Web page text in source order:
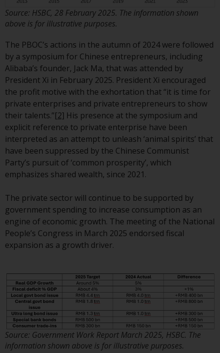
durch die FINMA. Redwheel-
verwaltete Fonds, die nicht von
der FINMA bewilligt wurden,
dürfen in der Schweiz nur
qualifizierten Anlegern im Sinne
von Artikel 10 Absatz 1
angeboten werden. 3 und Abs.
3ter KAG („Qualifizierte Anleger“).
Der Vertreter der von Redwheel
verwalteten Fonds in der Schweiz
ist FIRST INDEPENDENT FUND
SERVICES LTD, Feldeggstrasse 12,
CH-8008 Zürich. Zahlstelle der von
Redwheel verwalteten Fonds in
der Schweiz ist die Helvetische
Bank AG, Seefeldstrasse 215, CH-
8008 Zürich. Der
Verkaufsprospekt oder ein
gleichwertiges Dokument der von
Redwheel verwalteten Fonds, die
Gründungsdokumente, die
den jeweiligen von Redwheel
verwalteten Fonds erstellt, die
Halbjahresberichte und/oder das
Basisinformationsblatt (PRIIPs
KID) sind kostenlos erhältlich vom
Vertreter in der Schweiz. In Bezug
auf die qualifizierten Anlegern in
Source: HSBC, 28 February 2025. The information shown
above is for illustrative purposes.
The PBOC’s actions in the autumn of 2024 were followed
by a symposium for Chinese entrepreneurs, including
Alibaba’s founder, Jack Ma, that was attended by
President Xi in February 2025. President Xi encouraged
the profit motive with the exhortation that “it is time for
private enterprises and private entrepreneurs to show
their talents.”[2] His presence at the symposium and
explicit reference to private enterprise have been
interpreted as an attempt to unleash ‘animal spirits’ that
have been suppressed by the Chinese Communist
Party’s pursuit of ‘common prosperity’, which
emphasizes shared wealth, since 2021.
The private sector will continue to be supported by
government spending to increase consumption as an
engine of economic growth. The meeting of the National
People’s Congress in March 2025 endorsed fiscal
expansion as a growth driver.
Source: Government Work Report March 2025, HSBC. The
information shown above is for illustrative purposes.